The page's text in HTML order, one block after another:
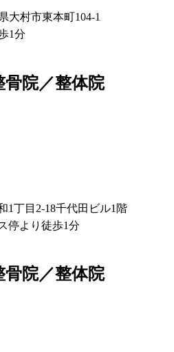
大村市東本町104-1
1分
院／整体院
1丁目2-18千代田ビル1階
停より徒歩1分
院／整体院